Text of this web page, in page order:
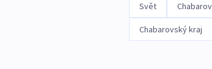
Svět
Chabarovský kraj